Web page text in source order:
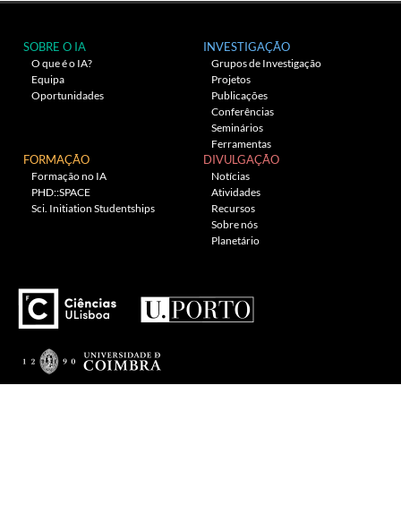
SOBRE O IA
O que é o IA?
Equipa
Oportunidades
INVESTIGAÇÃO
Grupos de Investigação
Projetos
Publicações
Conferências
Seminários
Ferramentas
FORMAÇÃO
Formação no IA
PHD::SPACE
Sci. Initiation Studentships
DIVULGAÇÃO
Notícias
Atividades
Recursos
Sobre nós
Planetário